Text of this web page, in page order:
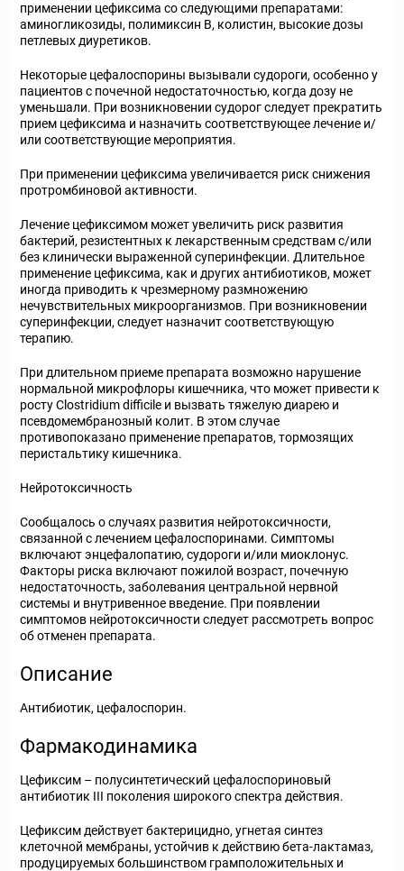
применении цефиксима со следующими препаратами:
аминогликозиды, полимиксин В, колистин, высокие дозы
петлевых диуретиков.
Некоторые цефалоспорины вызывали судороги, особенно у
пациентов с почечной недостаточностью, когда дозу не
уменьшали. При возникновении судорог следует прекратить
прием цефиксима и назначить соответствующее лечение и/
или соответствующие мероприятия.
При применении цефиксима увеличивается риск снижения
протромбиновой активности.
Лечение цефиксимом может увеличить риск развития
бактерий, резистентных к лекарственным средствам с/или
без клинически выраженной суперинфекции. Длительное
применение цефиксима, как и других антибиотиков, может
иногда приводить к чрезмерному размножению
нечувствительных микроорганизмов. При возникновении
суперинфекции, следует назначит соответствующую
терапию.
При длительном приеме препарата возможно нарушение
нормальной микрофлоры кишечника, что может привести к
ростуClostridiumdifficile и вызвать тяжелую диарею и
псевдомембранозный колит. В этом случае
противопоказано применение препаратов, тормозящих
перистальтику кишечника.
Нейротоксичность
Сообщалось о случаях развития нейротоксичности,
связанной с лечением цефалоспоринами. Симптомы
включают энцефалопатию, судороги и/или миоклонус.
Факторы риска включают пожилой возраст, почечную
недостаточность, заболевания центральной нервной
системы и внутривенное введение. При появлении
симптомов нейротоксичности следует рассмотреть вопрос
об отменен препарата.
Описание
Антибиотик, цефалоспорин.
Фармакодинамика
Цефиксим – полусинтетический цефалоспориновый
антибиотик III поколения широкого спектра действия.
Цефиксим действует бактерицидно, угнетая синтез
клеточной мембраны, устойчив к действию бета-лактамаз,
продуцируемых большинством грамположительных и